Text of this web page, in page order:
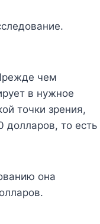
чем
в нужное
точки зрения,
долларов, то есть
она